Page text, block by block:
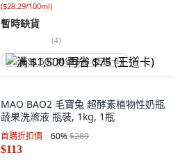
($28.29/100ml)
暫時缺貨
(4)
满 $1,500 再省 $75 (王道卡)
MAO BAO2 毛寶兔 超酵素植物性奶瓶
蔬果洗滌液 瓶裝, 1kg, 1瓶
首購折扣價 60%$289
$113